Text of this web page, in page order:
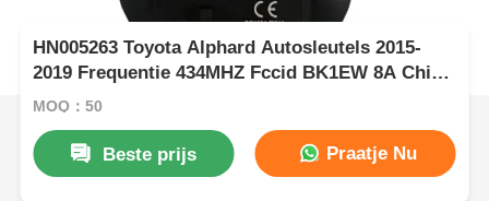
HN005263 Toyota Alphard Autosleutels 2015-
2019 Frequentie 434MHZ Fccid BK1EW 8A Chip
Fob Sleutels Board 61E068-0010 P1-A9
MOQ：50
Beste prijs Praatje Nu